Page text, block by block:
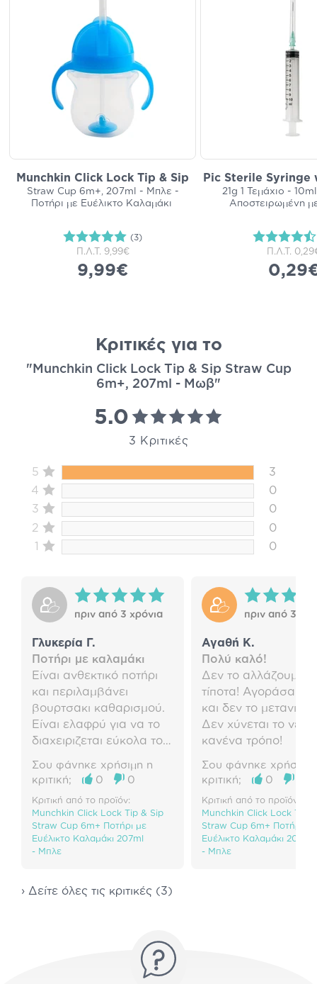
Munchkin Click Lock Tip & Sip
Straw Cup 6m+, 207ml - Μπλε -
Ποτήρι με Ευέλικτο Καλαμάκι
(3)
Π.Λ.Τ. 9,99€
9,99€
Pic Sterile Syringe
21g 1 Τεμάχιο -
Αποστειρωμένη
Π.Λ.Τ.
Κριτικές για το
"Munchkin Click Lock Tip & Sip Straw Cup
6m+, 207ml - Μωβ"
5.0
3 Κριτικές
5
3
4
0
3
0
2
0
1
0
πριν από 3 χρόνια
Γλυκερία Γ.
Ποτήρι με καλαμάκι
Είναι ανθεκτικό ποτήρι
και περιλαμβάνει
βουρτσακι καθαρισμού.
Είναι ελαφρύ για να το
διαχειριζεται εύκολα το
Σου φάνηκε χρήσιμη η
κριτική;
0 0
Κριτική από το προϊόν:
Munchkin Click Lock Tip & Sip
Straw Cup 6m+ Ποτήρι με
Ευέλικτο Καλαμάκι 207ml
- Μπλε
πριν από 3
Αγαθή Κ.
Πολύ καλό!
Δεν το αλλάζουμε
τίποτα! Αγοράσαμε
και δεν το
Δεν χύνεται το
κανένα τρόπο!
Σου φάνηκε χρήσιμη
κριτική;
0
Κριτική από το προϊόν:
Munchkin Click Lock Tip
Straw Cup 6m+ Ποτήρι με
Ευέλικτο Καλαμάκι 207ml
- Μπλε
› Δείτε όλες τις κριτικές (3)